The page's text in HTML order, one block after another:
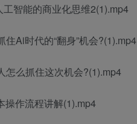
智能的商业化思维2(1).mp4
住Ai时代的“翻身”机会?(1).mp4
怎么抓住这次机会?(1).mp4
操作流程讲解(1).mp4